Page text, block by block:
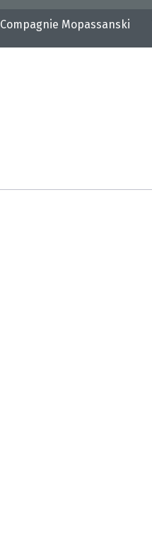
Compagnie Mopassanski